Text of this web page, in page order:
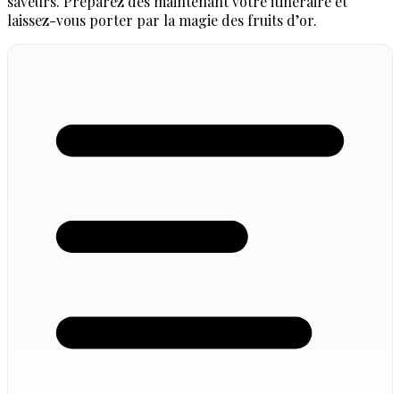
laissez-vous porter par la magie des fruits d’or.